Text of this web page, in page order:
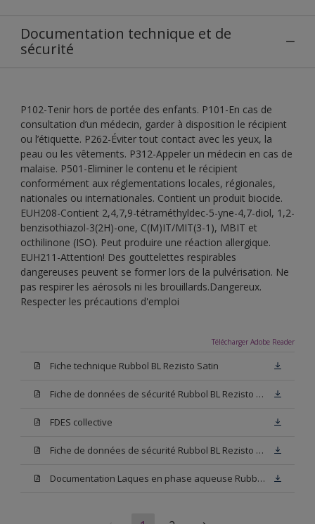
Documentation technique et de
sécurité
P102-Tenir hors de portée des enfants. P101-En cas de
consultation d’un médecin, garder à disposition le récipient
ou l’étiquette. P262-Éviter tout contact avec les yeux, la
peau ou les vêtements. P312-Appeler un médecin en cas de
malaise. P501-Eliminer le contenu et le récipient
conformément aux réglementations locales, régionales,
nationales ou internationales. Contient un produit biocide.
EUH208-Contient 2,4,7,9-tétraméthyldec-5-yne-4,7-diol, 1,2-
benzisothiazol-3(2H)-one, C(M)IT/MIT(3-1), MBIT et
octhilinone (ISO). Peut produire une réaction allergique.
EUH211-Attention! Des gouttelettes respirables
dangereuses peuvent se former lors de la pulvérisation. Ne
pas respirer les aérosols ni les brouillards.Dangereux.
Respecter les précautions d'emploi
Télécharger Adobe Reader
Fiche technique Rubbol BL Rezisto Satin
Fiche de données de sécurité Rubbol BL Rezisto Satin Base N00
FDES collective
Fiche de données de sécurité Rubbol BL Rezisto Satin Base W05
Documentation Laques en phase aqueuse Rubbol BL Velours